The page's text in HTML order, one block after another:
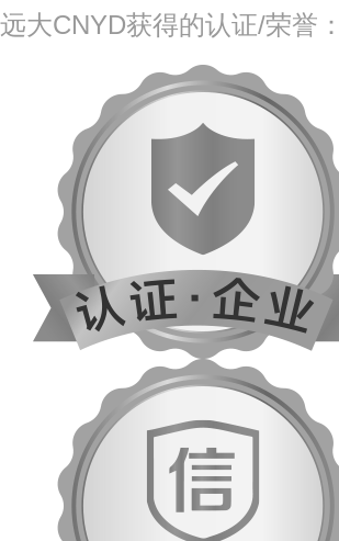
远大CNYD获得的认证/荣誉：